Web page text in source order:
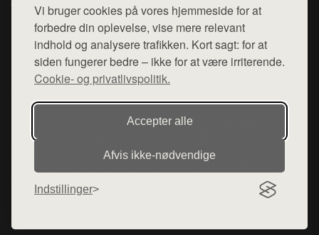
Vi bruger cookies på vores hjemmeside for at
forbedre din oplevelse, vise mere relevant
indhold og analysere trafikken. Kort sagt: for at
siden fungerer bedre – ikke for at være irriterende.
Cookie- og privatlivspolitik.
Accepter alle
Afvis ikke‑nødvendige
Indstillinger
Top Rabatter
Blog
Kontakt
Mail: hej@want.dk
Cookie- og privatlivspolitik
Denne side er en del af want.dk, der udgiver en række
hjemmesider med præsentation af forskellige produkter fra
diverse webshops. Der sælges ikke varer fra denne side - vi
varerne på lager.